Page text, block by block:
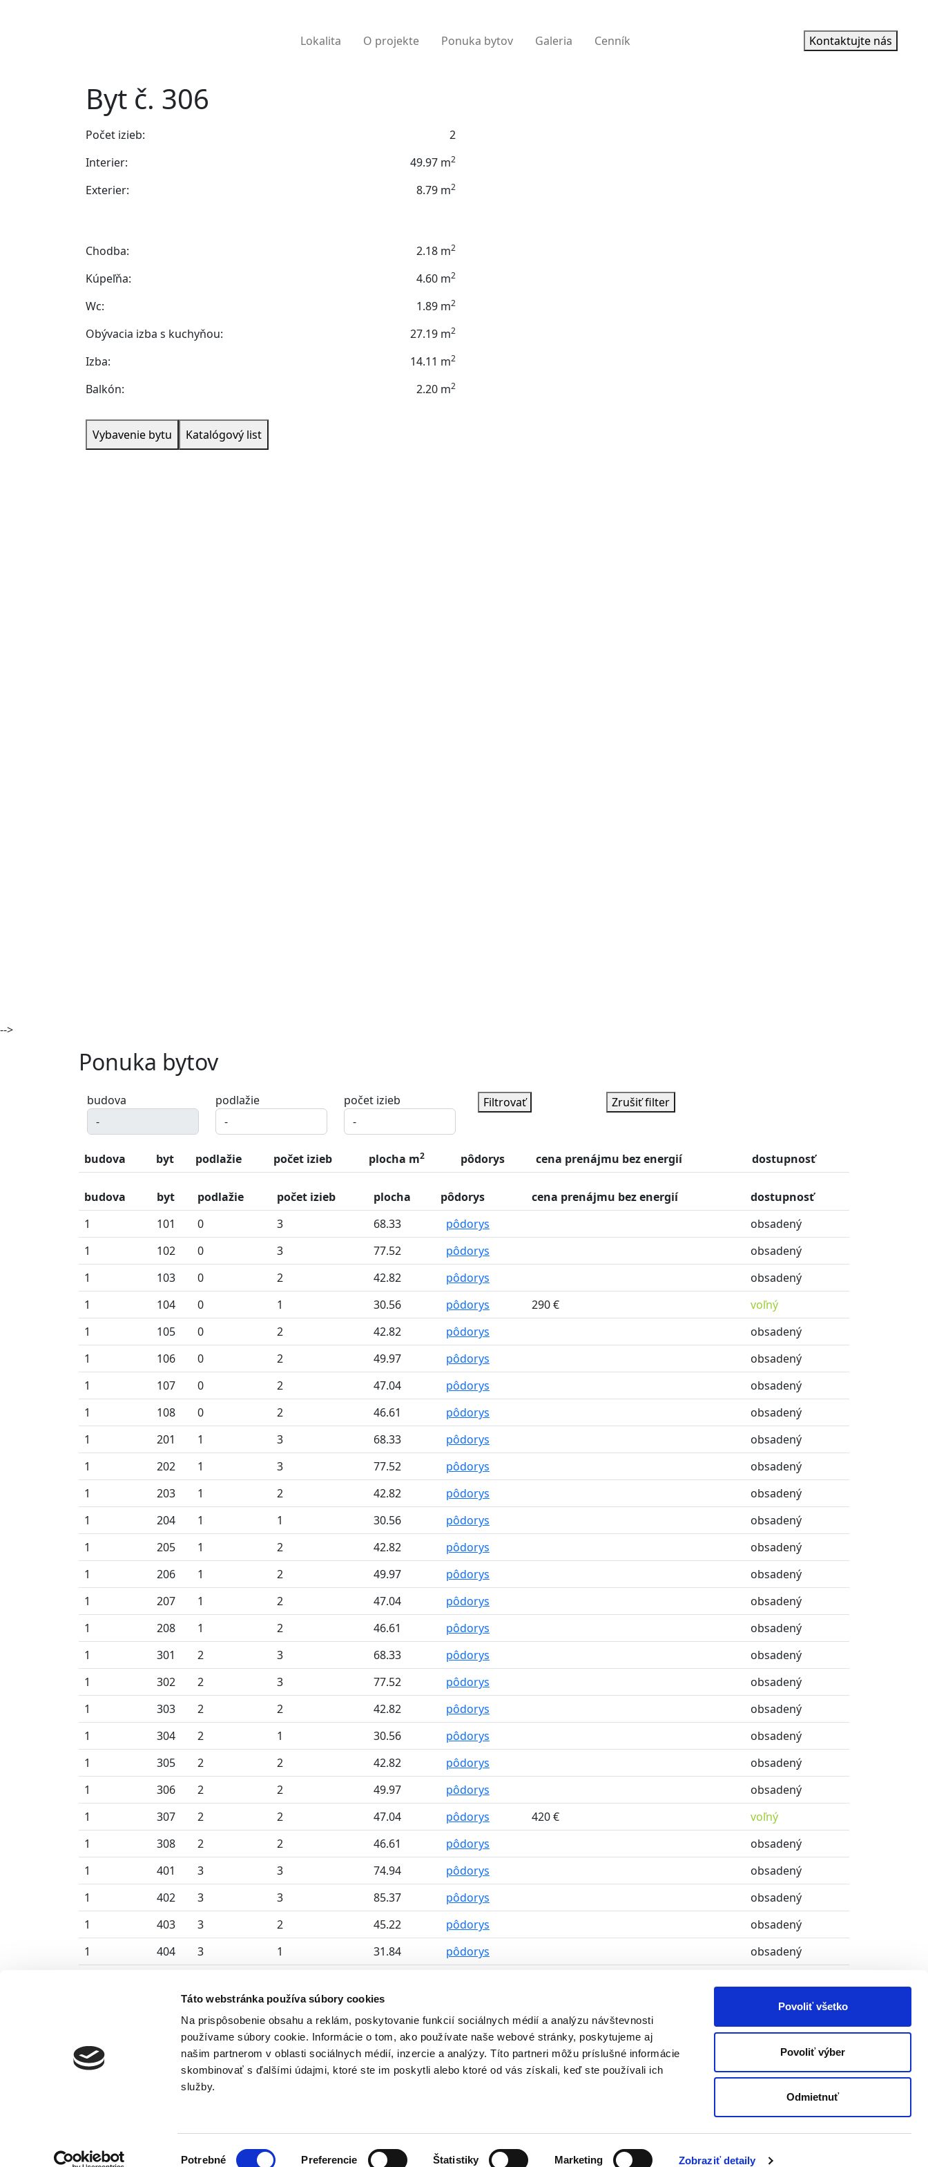
Táto webstránka používa súbory cookies
Na prispôsobenie obsahu a reklám, poskytovanie funkcií sociálnych médií a analýzu návštevnosti
používame súbory cookie. Informácie o tom, ako používate naše webové stránky, poskytujeme aj
našim partnerom v oblasti sociálnych médií, inzercie a analýzy. Títo partneri môžu príslušné informácie
skombinovať s ďalšími údajmi, ktoré ste im poskytli alebo ktoré od vás získali, keď ste používali ich
služby.
Potrebné Preferencie Štatistiky Marketing Zobraziť detaily
Povoliť všetko
Povoliť výber
Odmietnuť
Lokalita O projekte Ponuka bytov Galeria Cenník Kontaktujte nás
Byt č. 306
Počet izieb:
2
Interier:
49.97 m2
Exterier: 8.79 m2
Chodba: 2.18 m2
Kúpeľňa: 4.60 m2
Wc: 1.89 m2
Obývacia izba s kuchyňou: 27.19 m2
Izba: 14.11 m2
Balkón: 2.20 m2
Vybavenie bytu Katalógový list
-->
Ponuka bytov
budova podlažie počet izieb Filtrovať Zrušiť filter
budova byt podlažie počet izieb plocha m2 pôdorys cena prenájmu bez energií dostupnosť
budova byt podlažie počet izieb plocha pôdorys cena prenájmu bez energií
dostupnosť
1
101 0 3 68.33 pôdorys
obsadený
1
102 0 3 77.52 pôdorys
obsadený
1
103 0 2 42.82 pôdorys
obsadený
1
104 0 1 30.56 pôdorys 290 €
voľný
1
105 0 2 42.82 pôdorys
obsadený
1
106 0 2 49.97 pôdorys
obsadený
1
107 0 2 47.04 pôdorys
obsadený
1
108 0 2 46.61 pôdorys
obsadený
1
201 1 3 68.33 pôdorys
obsadený
1
202 1 3 77.52 pôdorys
obsadený
1
203 1 2 42.82 pôdorys
obsadený
1
204 1 1 30.56 pôdorys
obsadený
1
205 1 2 42.82 pôdorys
obsadený
1
206 1 2 49.97 pôdorys
obsadený
1
207 1 2 47.04 pôdorys
obsadený
1
208 1 2 46.61 pôdorys
obsadený
1
301 2 3 68.33 pôdorys
obsadený
1
302 2 3 77.52 pôdorys
obsadený
1
303 2 2 42.82 pôdorys
obsadený
1
304 2 1 30.56 pôdorys
obsadený
1
305 2 2 42.82 pôdorys
obsadený
1
306 2 2 49.97 pôdorys
obsadený
1
307 2 2 47.04 pôdorys 420 €
voľný
1
308 2 2 46.61 pôdorys
obsadený
1
401 3 3 74.94 pôdorys
obsadený
1
402 3 3 85.37 pôdorys
obsadený
1
403 3 2 45.22 pôdorys
obsadený
1
404 3 1 31.84 pôdorys
obsadený
3 2 54.52
obsadený
3 2 51.92 pôdorys
obsadený
1
3 2 51.16 pôdorys obsadený
Ochrana osobných údajov